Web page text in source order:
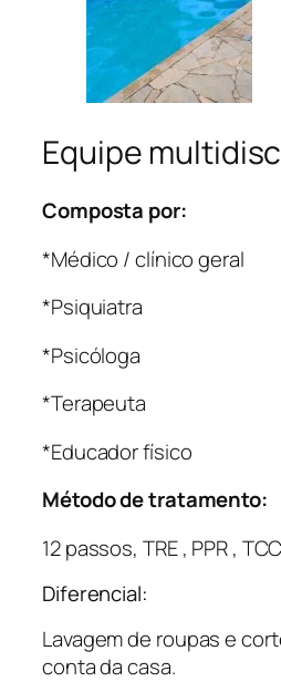
Equipe
Composta por:
*Médico / clínico geral
*Psiquiatra
*Psicóloga
*Terapeuta
*Educador físico
Método de tratamento:
12 passos, TRE , PPR ,
Diferencial:
Lavagem de roupas e
conta da casa.